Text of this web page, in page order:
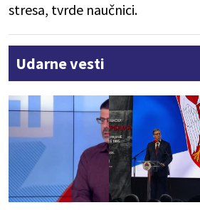
stresa, tvrde naučnici.
Udarne vesti